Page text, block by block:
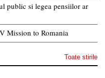
public si legea pensiilor ar
Mission to Romania
Toate stirile